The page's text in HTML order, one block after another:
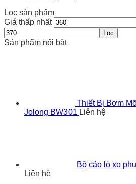
Lọc sản phẩm
Giá thấp nhất
Lọc
Sản phẩm nổi bật
Thiết Bị Bơm
Jolong BW301 Liên hệ
Bộ cảo lò xo
Liên hệ